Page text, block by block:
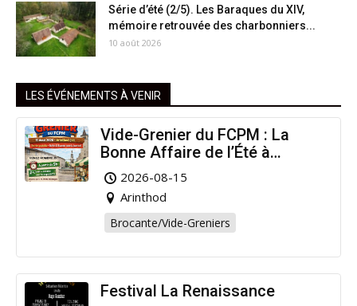
Série d’été (2/5). Les Baraques du XIV,
mémoire retrouvée des charbonniers...
10 août 2026
LES ÉVÉNEMENTS À VENIR
Vide-Grenier du FCPM : La
Bonne Affaire de l’Été à
Arinthod !
2026-08-15
Arinthod
Brocante/Vide-Greniers
Festival La Renaissance